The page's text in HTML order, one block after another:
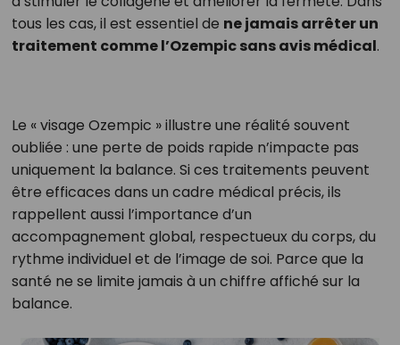
tous les cas, il est essentiel de ne jamais arrêter un
traitement comme l’Ozempic sans avis médical.
Le « visage Ozempic » illustre une réalité souvent
oubliée : une perte de poids rapide n’impacte pas
uniquement la balance. Si ces traitements peuvent
être efficaces dans un cadre médical précis, ils
rappellent aussi l’importance d’un
accompagnement global, respectueux du corps, du
rythme individuel et de l’image de soi. Parce que la
santé ne se limite jamais à un chiffre affiché sur la
balance.